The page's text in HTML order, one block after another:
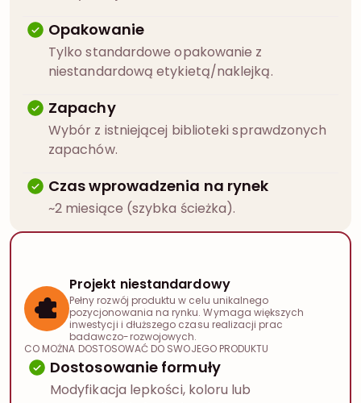
Opakowanie
Tylko standardowe opakowanie z
niestandardową etykietą/naklejką.
Zapachy
Wybór z istniejącej biblioteki sprawdzonych
zapachów.
Czas wprowadzenia na rynek
~2 miesiące (szybka ścieżka).
Projekt niestandardowy
Pełny rozwój produktu w celu unikalnego
pozycjonowania na rynku. Wymaga większych
inwestycji i dłuższego czasu realizacji prac
badawczo-rozwojowych.
CO MOŻNA DOSTOSOWAĆ DO SWOJEGO PRODUKTU
Dostosowanie formuły
Modyfikacja lepkości, koloru lub